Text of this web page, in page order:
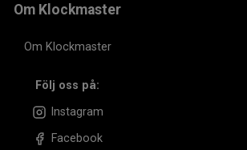
Om Klockmaster
Om Klockmaster
Följ oss på:
Instagram
Facebook